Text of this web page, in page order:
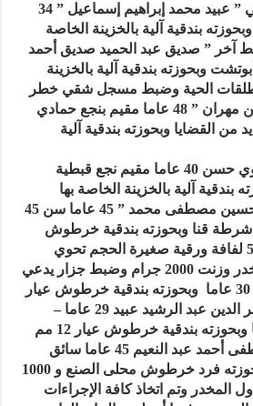
كما تم ضبط سائق يدعي ” عبيد محمد إبراهيم إسماعيل ” 34
بندقية آلية بالخزينة الخاصة
آخر ” صديق عبد الحميد صديق أحمد
وبحوزته بندقية آلية بالخزينة
الحية وضبط مسجل شقي خطر
يدعي ” حسني عطا أمين مهران ” 48 عاما مقيم بنجع حمادي
القضايا وبحوزته بندقية آلية
وضبط ياسر محمد قناوي حسن 40 عاما مقيم نجع قبطية
آلية بالخزينة الخاصة بها
وعاطل يدعي “مبارك حسين مصطفى محمد ” 45 عاما سن 45
قنا وبحوزته بندقية خرطوش
عيار 12 تركي الصنع و50 لفافة ورقية صغيرة الحجم تحوي
بداخلها نبات البانجو المخدر وزنت 2000 جرام وضبط جزار يدعي
علاء فتحي مسعد خليل 30 عاما وبحوزته بندقية خرطوش عيار
12 مم تركى الصنع ونصر الدين عبد الرشيد عبيد 29 عاما –
عامل مقيم بمركز دشنا وبحوزته بندقية خرطوش عيار 12 مم
تركى الصنع وخالد مصطفى أحمد عبد النعيم 45 عاما سائق
مقيم بمركز فرشوط بحوزته فرد خرطوش محلى الصنع و 1000
المخدر وتم اتخاذ كافة الإجراءات